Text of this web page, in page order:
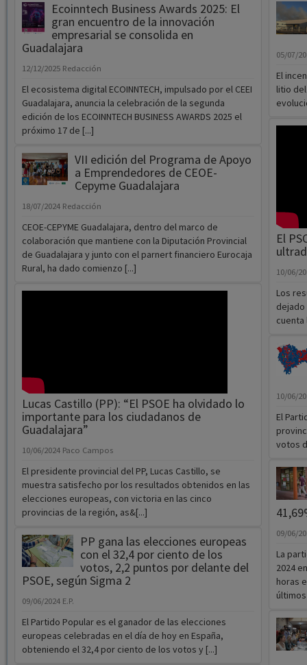
Ecoinntech Business Awards 2025: El
gran encuentro de la innovación
empresarial se consolida en
Guadalajara
12/12/2025 Redacción
El ecosistema digital ECOINNTECH, impulsado por el CEEI
Guadalajara, anuncia la celebración de la segunda
edición de los ECOINNTECH BUSINESS AWARDS 2025 el
próximo 17 de [...]
VII edición del Programa de Apoyo
a Emprendedores de CEOE-
Cepyme Guadalajara
18/07/2024 Redacción
CEOE-CEPYME Guadalajara, dentro del marco de
colaboración que mantiene con la Diputación Provincial
de Guadalajara y junto con el parnert financiero Eurocaja
Rural, ha dado comienzo [...]
Lucas Castillo (PP): “El PSOE ha olvidado lo
importante para los ciudadanos de
Guadalajara”
10/06/2024 Paco Campos
El presidente provincial del PP, Lucas Castillo, se
muestra satisfecho por los resultados obtenidos en las
elecciones europeas, con victoria en las cinco
provincias de la región, as&[...]
PP gana las elecciones europeas
con el 32,4 por ciento de los
votos, 2,2 puntos por delante del
PSOE, según Sigma 2
09/06/2024 E.P.
El Partido Popular es el ganador de las elecciones
europeas celebradas en el día de hoy en España,
obteniendo el 32,4 por ciento de los votos y [...]
05/07/
El
litio
El
10/06/
Los
dejado
cuenta
10/06/
El
votos
09/06/
La
2024
horas